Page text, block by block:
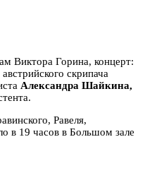
Виктора Горина, концерт:
скрипача
Александра Шайкина,
Равеля,
в 19 часов в Большом зале